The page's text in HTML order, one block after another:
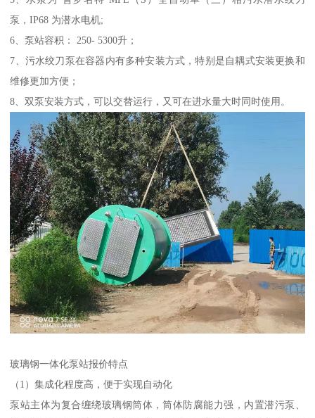
泵，IP68 为潜水电机;
6、泵站容积： 250- 5300升；
7、污水绞刀泵在容器内有多种安装方式，特别是自耦式安装更换和
维修更加方便；
8、双泵安装方式，可以交替运行，又可在进水量大时同时使用。
玻璃钢一体化泵站报价特点
（1）集成化程度高，便于实现自动化
泵站主体为复合缠绕玻璃钢筒体，筒体防腐能力强，内置潜污泵、